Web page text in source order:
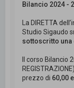
Bilancio 2024 -
La DIRETTA
Studio Sigaudo
sottoscritto una
Il corso Bilancio
prezzo di 60,00